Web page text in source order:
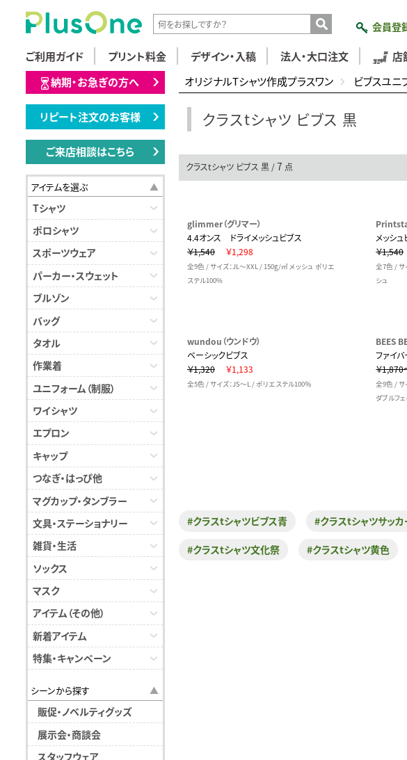
会員登
ご利用ガイド プリント料金 デザイン・入稿 法人・大口注文
店
納期・お急ぎの方へ
リピート注文のお客様
ご来店相談はこちら
アイテムを選ぶ
Tシャツ
ポロシャツ
スポーツウェア
パーカー・スウェット
ブルゾン
バッグ
タオル
作業着
ユニフォーム（制服）
ワイシャツ
エプロン
キャップ
つなぎ・はっぴ他
マグカップ・タンブラー
文具・ステーショナリー
雑貨・生活
ソックス
マスク
アイテム（その他）
新着アイテム
特集・キャンペーン
シーンから探す
販促・ノベルティグッズ
展示会・商談会
スタッフウェア
オリジナルTシャツ作成プラスワン ビブスユニ
クラスtシャツ ビブス 黒
クラスtシャツ ビブス 黒 /7 点
glimmer（グリマー）
4.4オンス ドライメッシュビブス
￥1,540
￥1,298
全9色 / サイズ：JL～XXL / 150g/㎡ メッシュ ポリエ
ステル100%
Printstar
メッシュ
￥1,540
全7色 / サ
シュ
wundou（ウンドウ）
ベーシックビブス
￥1,320
￥1,133
全5色 / サイズ：JS～L / ポリエステル100％
BEES
ファイ
￥1,870
全9色 / サ
ダブルフ
#クラスtシャツビブス青 #クラスtシャツサッ
#クラスtシャツ文化祭 #クラスtシャツ黄色